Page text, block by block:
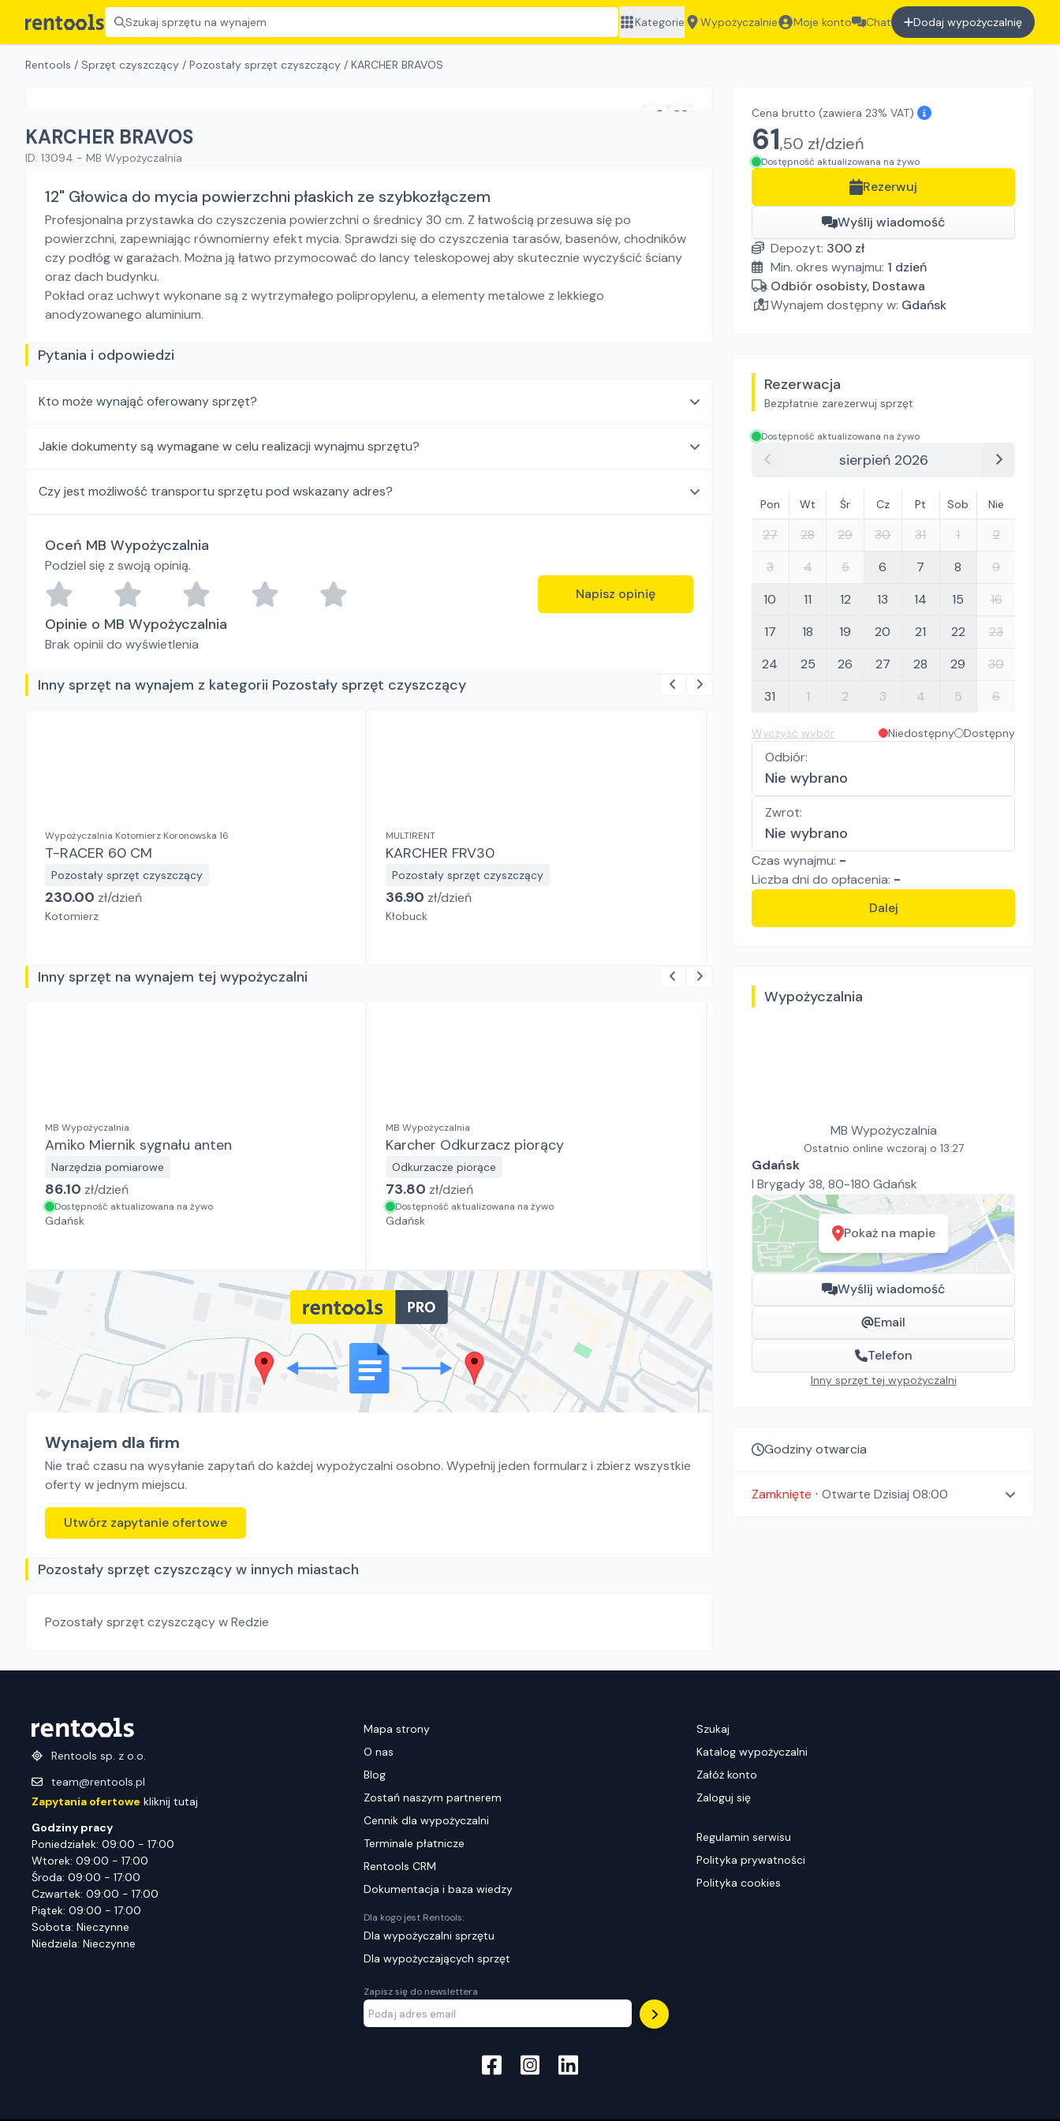
Szukaj sprzętu na wynajem Kategorie Wypożyczalnie Moje konto Chat Dodaj wypożyczalnię
Rentools / Sprzęt czyszczący / Pozostały sprzęt czyszczący / KARCHER BRAVOS
KARCHER BRAVOS
ID: 13094 - MB Wypożyczalnia
Cena brutto (zawiera 23% VAT)
61,50 zł/dzień
Dostępność aktualizowana na żywo
Rezerwuj
Wyślij wiadomość
Depozyt: 300 zł
Min. okres wynajmu: 1 dzień
Odbiór osobisty, Dostawa
Wynajem dostępny w: Gdańsk
Rezerwacja
Bezpłatnie zarezerwuj sprzęt
Dostępność aktualizowana na żywo
sierpień 2026
Pon Wt Śr Cz Pt Sob Nie
27 28 29 30 31 1
2
3
4 5 6 7 8
9
10
11 12 13 14 15
16
17
18 19 20 21 22
23
24
25 26 27 28 29
30
31
1 2 3 4 5 6
Wyczyść wybór Niedostępny Dostępny
Odbiór:
Nie wybrano
Zwrot:
Nie wybrano
Czas wynajmu: -
Liczba dni do opłacenia: -
Dalej
Wypożyczalnia
MB Wypożyczalnia
Ostatnio online wczoraj o 13:27
Gdańsk
I Brygady 38, 80-180 Gdańsk
Pokaż na mapie
Wyślij wiadomość
Email
Telefon
Inny sprzęt tej wypożyczalni
Godziny otwarcia
Zamknięte ⋅ Otwarte Dzisiaj 08:00
12" Głowica do mycia powierzchni płaskich ze szybkozłączem
Profesjonalna przystawka do czyszczenia powierzchni o średnicy 30 cm. Z łatwością przesuwa się po
powierzchni, zapewniając równomierny efekt mycia. Sprawdzi się do czyszczenia tarasów, basenów, chodników
czy podłóg w garażach. Można ją łatwo przymocować do lancy teleskopowej aby skutecznie wyczyścić ściany
oraz dach budynku.
Pokład oraz uchwyt wykonane są z wytrzymałego polipropylenu, a elementy metalowe z lekkiego
anodyzowanego aluminium.
Pytania i odpowiedzi
Kto może wynająć oferowany sprzęt?
Jakie dokumenty są wymagane w celu realizacji wynajmu sprzętu?
Czy jest możliwość transportu sprzętu pod wskazany adres?
Oceń MB Wypożyczalnia
Podziel się z swoją opinią.
Napisz opinię
Opinie o MB Wypożyczalnia
Brak opinii do wyświetlenia
Inny sprzęt na wynajem z kategorii Pozostały sprzęt czyszczący
Wypożyczalnia Kotomierz Koronowska 16
T-RACER 60 CM
Pozostały sprzęt czyszczący
230.00 zł/dzień
Kotomierz
MULTIRENT
KARCHER FRV30
Pozostały sprzęt czyszczący
36.90 zł/dzień
Kłobuck
KRAWCZYK RENTAL
Karcher T 7 PLUS
Pozostały sprzęt czyszczący
50.00
Inny sprzęt na wynajem tej wypożyczalni
MB Wypożyczalnia
Amiko Miernik sygnału anten
Narzędzia pomiarowe
86.10 zł/dzień
Dostępność aktualizowana na żywo
Gdańsk
MB Wypożyczalnia
Karcher Odkurzacz piorący
Odkurzacze piorące
73.80 zł/dzień
Dostępność aktualizowana na żywo
Gdańsk
Cedrus Rębak
Rębaki i rozdrabniacze
246.00zł/dzień
Gdańsk
Wynajem dla firm
Nie trać czasu na wysyłanie zapytań do każdej wypożyczalni osobno. Wypełnij jeden formularz i zbierz wszystkie
oferty w jednym miejscu.
Utwórz zapytanie ofertowe
Pozostały sprzęt czyszczący w innych miastach
Pozostały sprzęt czyszczącyw Redzie
Rentools sp. z o.o.
team@rentools.pl
Zapytania ofertowe kliknij tutaj
Godziny pracy
Poniedziałek: 09:00 - 17:00
Wtorek: 09:00 - 17:00
Środa: 09:00 - 17:00
Czwartek: 09:00 - 17:00
Piątek: 09:00 - 17:00
Sobota: Nieczynne
Niedziela: Nieczynne
Mapa strony
O nas
Blog
Zostań naszym partnerem
Cennik dla wypożyczalni
Terminale płatnicze
Rentools CRM
Dokumentacja i baza wiedzy
Dla kogo jest Rentools:
Dla wypożyczalni sprzętu
Dla wypożyczających sprzęt
Zapisz się do newslettera
Szukaj
Katalog wypożyczalni
Załóż konto
Zaloguj się
Regulamin serwisu
Polityka prywatności
Polityka cookies